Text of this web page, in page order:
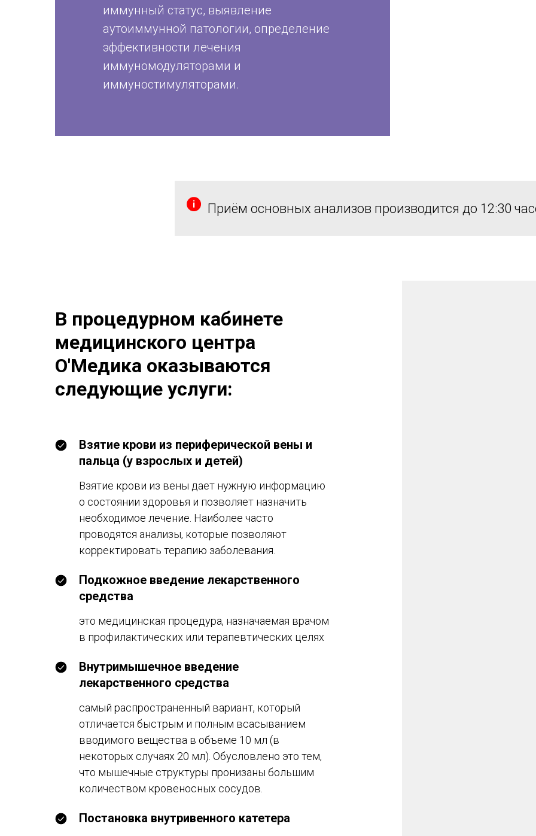
иммунный статус, выявление
аутоиммунной патологии, определение
эффективности лечения
иммуномодуляторами и
иммуностимуляторами.
Приём основных анализов производится до 12:30
В процедурном кабинете
медицинского центра
О'Медика оказываются
следующие услуги:
Взятие крови из периферической вены и
пальца (у взрослых и детей)
Взятие крови из вены дает нужную информацию
о состоянии здоровья и позволяет назначить
необходимое лечение. Наиболее часто
проводятся анализы, которые позволяют
корректировать терапию заболевания.
Подкожное введение лекарственного
средства
это медицинская процедура, назначаемая врачом
в профилактических или терапевтических целях
Внутримышечное введение
лекарственного средства
самый распространенный вариант, который
отличается быстрым и полным всасыванием
вводимого вещества в объеме 10 мл (в
некоторых случаях 20 мл). Обусловлено это тем,
что мышечные структуры пронизаны большим
количеством кровеносных сосудов.
Постановка внутривенного катетера